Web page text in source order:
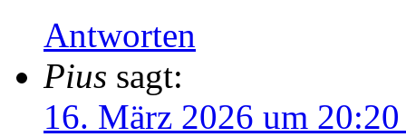
Antworten
Pius sagt:
16. März 2026 um